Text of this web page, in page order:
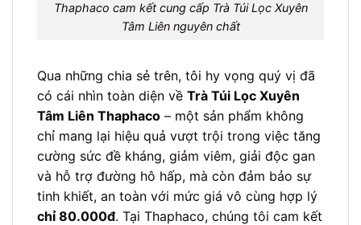
Thaphaco cam kết cung cấp Trà Túi Lọc Xuyên
Tâm Liên nguyên chất
Qua những chia sẻ trên, tôi hy vọng quý vị đã
có cái nhìn toàn diện về Trà Túi Lọc Xuyên
Tâm Liên Thaphaco – một sản phẩm không
chỉ mang lại hiệu quả vượt trội trong việc tăng
cường sức đề kháng, giảm viêm, giải độc gan
và hỗ trợ đường hô hấp, mà còn đảm bảo sự
tinh khiết, an toàn với mức giá vô cùng hợp lý
chỉ 80.000đ. Tại Thaphaco, chúng tôi cam kết